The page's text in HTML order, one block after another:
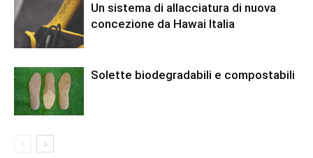
Un sistema di allacciatura di nuova
concezione da Hawai Italia
Solette biodegradabili e compostabili